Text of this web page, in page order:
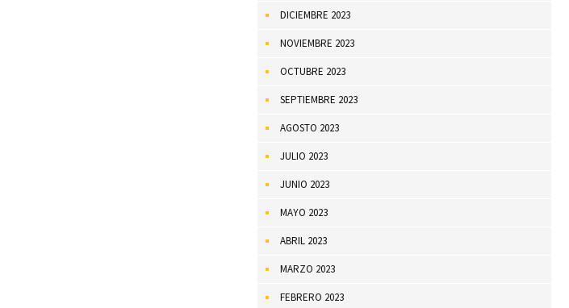
DICIEMBRE 2023
NOVIEMBRE 2023
OCTUBRE 2023
SEPTIEMBRE 2023
AGOSTO 2023
JULIO 2023
JUNIO 2023
MAYO 2023
ABRIL 2023
MARZO 2023
FEBRERO 2023